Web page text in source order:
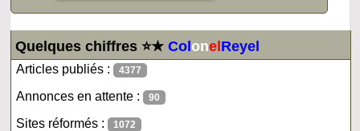
Quelques chiffres ⭐★ColonelReyel
Articles publiés : 4377
Annonces en attente : 90
Sites réformés : 1072